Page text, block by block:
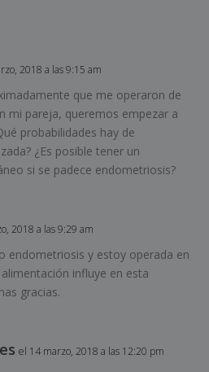
2018 a las 9:15 am
que me operaron de
mi pareja, queremos empezar a
probabilidades hay de
¿Es posible tener un
si se padece endometriosis?
2018 a las 9:29 am
endometriosis y estoy operada en
influye en esta
gracias.
el 14 marzo, 2018 a las 12:20 pm